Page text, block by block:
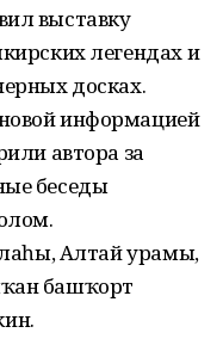
выставку
легендах и
досках.
информацией
автора за
беседы
Алтай урамы,
башҡорт